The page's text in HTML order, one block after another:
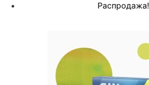
Распродажа!